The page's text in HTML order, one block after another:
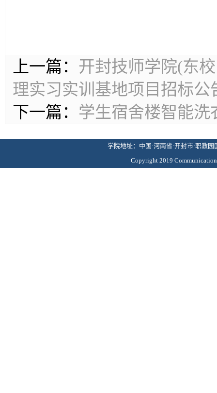
上一篇： 开封技师学院(东
理实习实训基地项目招标公
下一篇： 学生宿舍楼智能
学院地址：中国·河南省·开封市·职教
Copyright 2019